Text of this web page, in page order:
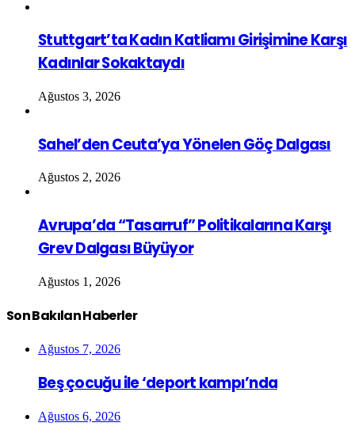
Stuttgart’ta Kadın Katliamı Girişimine Karşı
Kadınlar Sokaktaydı
Ağustos 3, 2026
Sahel’den Ceuta’ya Yönelen Göç Dalgası
Ağustos 2, 2026
Avrupa’da “Tasarruf” Politikalarına Karşı
Grev Dalgası Büyüyor
Ağustos 1, 2026
Son Bakılan Haberler
Ağustos 7, 2026
Beş çocuğu ile ‘deport kampı’nda
Ağustos 6, 2026